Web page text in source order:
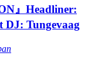
』Headliner:
DJ: Tungevaag